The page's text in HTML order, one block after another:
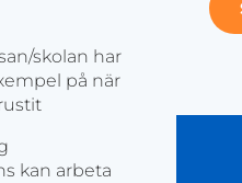
skolan har
på när
kan arbeta